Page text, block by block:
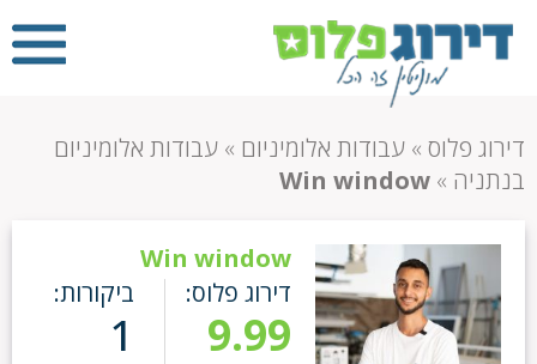
דירוג פלוס » עבודות אלומיניום » עבודות אלומיניום
בנתניה »
Win window
Win window
דירוג פלוס:
9.99
ביקורות:
1